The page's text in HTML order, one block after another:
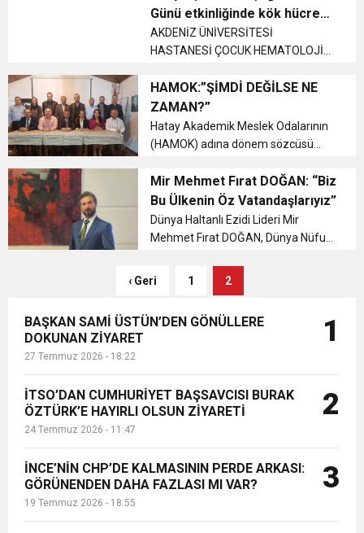
Cumhuriyet, Türk Milletinin Özgürlük
ve Onur Nişanesidir
HBB BAŞKANI ÖNTÜRK’ÜN
CUMHURİYET BAYRAMI MESAJI
17:36 KURUMLAR VERGİSİ ERTELENDİ
1:00 İTSO İŞ-KUR SGK TOPLANTI
DUYURUSU
21:40 CEYLANDERE’DE BAŞKAN EMRAH
KARAÇAY’A SEVGİ SELİ
18:22 BAŞKAN SAMİ ÜSTÜN’DEN
GÖNÜLLERE DOKUNAN ZİYARET
belirterek, öğretmenlerin
itibarsızlaştırılmasına ve
güvencesizliğe karşı ...
Günü etkinliğinde kök hücre
bağışı çağrısı
AKDENİZ ÜNİVERSİTESİ
HASTANESİ ÇOCUK HEMATOLOJİ
ORGANİZE ETTİĞİ "15 ŞUBAT
DÜNYA ÇOCUKLUK ÇAĞI KANSERİ
GÜNÜ" ETKİNLİĞİNDE KÖK HÜCRE
BAĞIŞI ÇAĞRISI YAPILDI....
HAMOK:”ŞİMDİ DEĞİLSE NE
ZAMAN?”
Hatay Akademik Meslek Odalarının
(HAMOK) adına dönem sözcüsü
Bölgesi ilan edilmesi çağrısı İle ilgili
basın açıklaması yayımladı....
Mir Mehmet Fırat DOĞAN: “Biz
Bu Ülkenin Öz Vatandaşlarıyız”
Dünya Haltanlı Ezidi Lideri Mir
Mehmet Fırat DOĞAN, Dünya Nüfus
yaptı....
‹ Geri 1 2
BAŞKAN SAMİ ÜSTÜN’DEN GÖNÜLLERE
DOKUNAN ZİYARET
27 Temmuz 2026 - 18:22
1
İTSO’DAN CUMHURİYET BAŞSAVCISI BURAK
ÖZTÜRK’E HAYIRLI OLSUN ZİYARETİ
24 Temmuz 2026 - 11:47
2
İNCE’NİN CHP’DE KALMASININ PERDE ARKASI:
GÖRÜNENDEN DAHA FAZLASI MI VAR?
19 Temmuz 2026 - 18:55
3